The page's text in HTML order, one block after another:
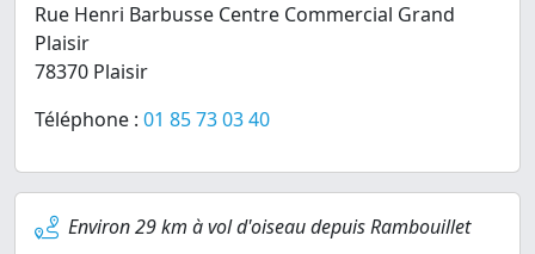
Rue Henri Barbusse Centre Commercial Grand
Plaisir
78370 Plaisir
Téléphone : 01 85 73 03 40
Environ 29 km à vol d'oiseau depuis Rambouillet